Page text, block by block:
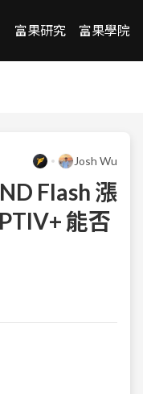
富果研究 富果學院
Josh Wu
Flash 漲
能否